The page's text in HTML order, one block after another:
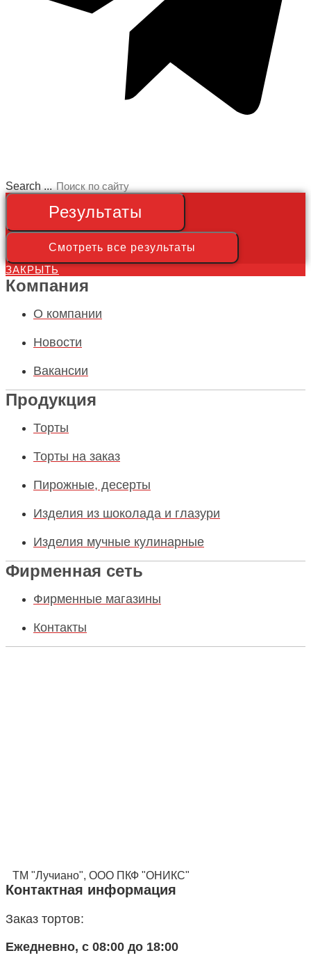
Search ...
Результаты
Смотреть все результаты
ЗАКРЫТЬ
Компания
О компании
Новости
Вакансии
Продукция
Торты
Торты на заказ
Пирожные, десерты
Изделия из шоколада и глазури
Изделия мучные кулинарные
Фирменная сеть
Фирменные магазины
Контакты
ТМ "Лучиано", ООО ПКФ "ОНИКС"
Контактная информация
Заказ тортов:
Ежедневно, с 08:00 до 18:00